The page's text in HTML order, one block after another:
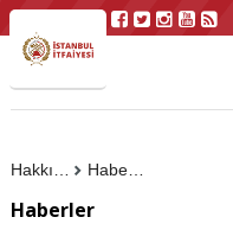
Haberler
Haberler